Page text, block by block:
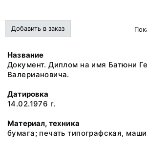
Добавить в заказ
Название
Документ. Диплом на имя Батюни
Валериановича.
Датировка
14.02.1976 г.
Материал, техника
бумага; печать типографская,